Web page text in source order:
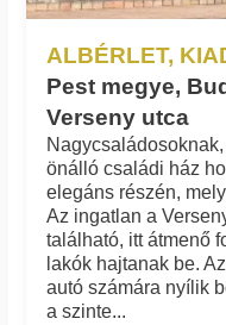
ALBÉRLET,
Pest megye,
Verseny utca
önálló családi ház
elegáns részén,
Az ingatlan a
található, itt átmenő
lakók hajtanak be.
autó számára nyílik
a szinte...